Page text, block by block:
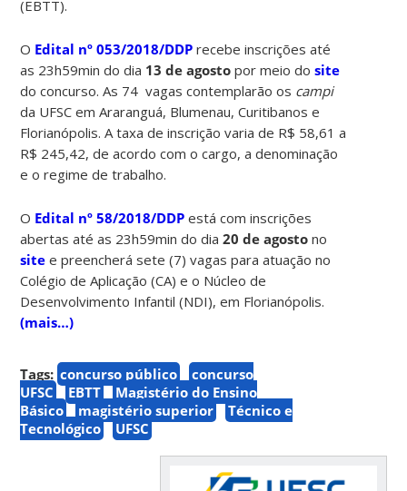
(EBTT).
O Edital nº 053/2018/DDP recebe inscrições até
as 23h59min do dia 13 de agosto por meio dosite
do concurso. As 74 vagas contemplarão os campi
da UFSC em Araranguá, Blumenau, Curitibanos e
Florianópolis. A taxa de inscrição varia de R$ 58,61 a
R$ 245,42, de acordo com o cargo, a denominação
e o regime de trabalho.
O Edital nº 58/2018/DDP está com inscrições
abertas até as 23h59min do dia20 de agosto no
sitee preencherá sete (7) vagas para atuação no
Colégio de Aplicação (CA) e o Núcleo de
Desenvolvimento Infantil (NDI), em Florianópolis.
(mais…)
Tags: concurso público
concurso
UFSC
EBTT
Magistério do Ensino
Básico
magistério superior
Técnico e
Tecnológico
UFSC